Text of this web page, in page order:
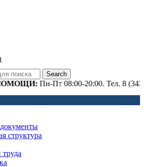
Search
Пн-Пт 08:00-20:00. Тел. 8 (34345) 4-
структура